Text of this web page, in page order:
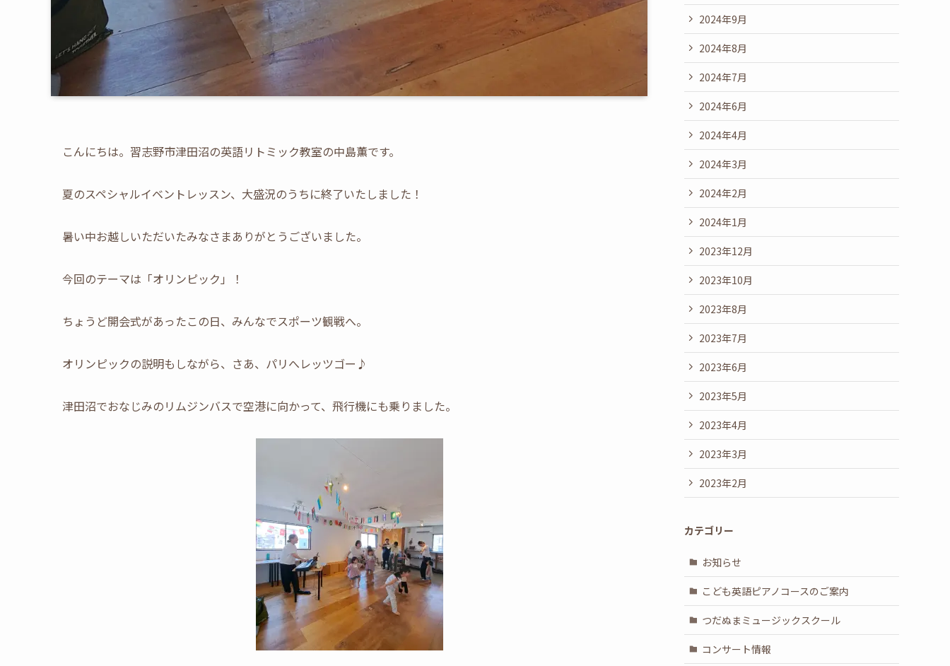
こんにちは。習志野市津田沼の英語リトミック教室の中島薫です。
夏のスペシャルイベントレッスン、大盛況のうちに終了いたしました！
暑い中お越しいただいたみなさまありがとうございました。
今回のテーマは「オリンピック」！
ちょうど開会式があったこの日、みんなでスポーツ観戦へ。
オリンピックの説明もしながら、さあ、パリへレッツゴー♪
津田沼でおなじみのリムジンバスで空港に向かって、飛行機にも乗りました。
2024年9月
2024年8月
2024年7月
2024年6月
2024年4月
2024年3月
2024年2月
2024年1月
2023年12月
2023年10月
2023年8月
2023年7月
2023年6月
2023年5月
2023年4月
2023年3月
2023年2月
カテゴリー
お知らせ
こども英語ピアノコースのご案内
つだぬまミュージックスクール
コンサート情報